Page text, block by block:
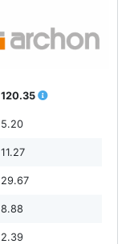
120.35
5.20
11.27
29.67
8.88
2.39